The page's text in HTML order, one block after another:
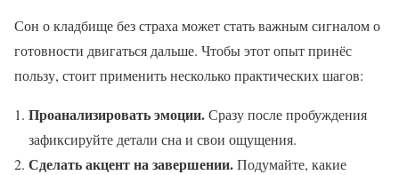
Сон о кладбище без страха может стать важным сигналом о
готовности двигаться дальше. Чтобы этот опыт принёс
пользу, стоит применить несколько практических шагов:
Проанализировать эмоции.Сразу после пробуждения
зафиксируйте детали сна и свои ощущения.
Сделать акцент на завершении.Подумайте, какие